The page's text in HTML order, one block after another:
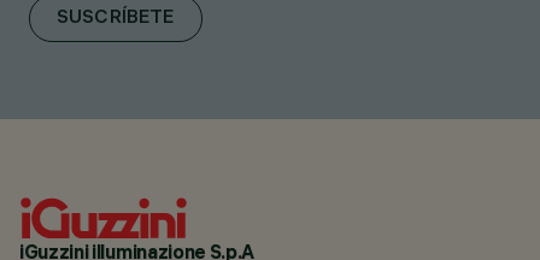
SUSCRÍBETE
iGuzzini illuminazione S.p.A